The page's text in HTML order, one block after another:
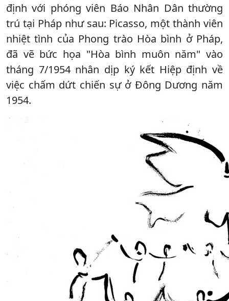
định với phóng viên Báo Nhân Dân thường
trú tại Pháp như sau: Picasso, một thành viên
nhiệt tình của Phong trào Hòa bình ở Pháp,
đã vẽ bức họa "Hòa bình muôn năm" vào
tháng 7/1954 nhân dịp ký kết Hiệp định về
việc chấm dứt chiến sự ở Đông Dương năm
1954.